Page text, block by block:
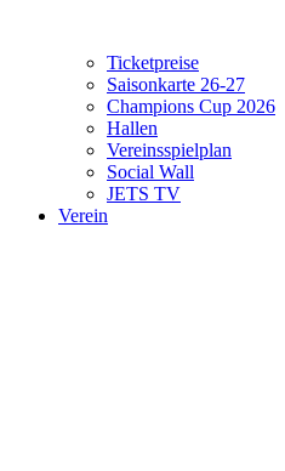
Ticketpreise
Saisonkarte 26-27
Champions Cup 2026
Hallen
Vereinsspielplan
Social Wall
JETS TV
Verein